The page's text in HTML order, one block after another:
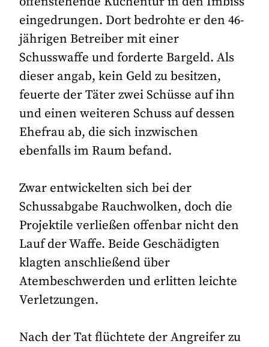
eingedrungen. Dort bedrohte er den 46-
jährigen Betreiber mit einer
Schusswaffe und forderte Bargeld. Als
dieser angab, kein Geld zu besitzen,
feuerte der Täter zwei Schüsse auf ihn
und einen weiteren Schuss auf dessen
Ehefrau ab, die sich inzwischen
ebenfalls im Raum befand.
Zwar entwickelten sich bei der
Schussabgabe Rauchwolken, doch die
Projektile verließen offenbar nicht den
Lauf der Waffe. Beide Geschädigten
klagten anschließend über
Atembeschwerden und erlitten leichte
Verletzungen.
Nach der Tat flüchtete der Angreifer zu